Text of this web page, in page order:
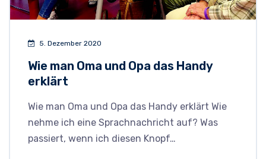
5. Dezember 2020
Wie man Oma und Opa das Handy
erklärt
Wie man Oma und Opa das Handy erklärt Wie
nehme ich eine Sprachnachricht auf? Was
passiert, wenn ich diesen Knopf…